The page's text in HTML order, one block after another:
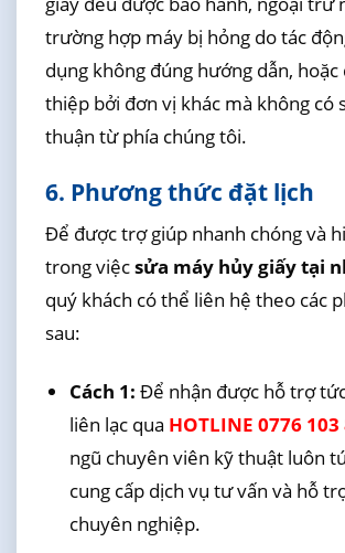
trường hợp máy bị hỏng do tác
dụng không đúng hướng dẫn, hoặc
thiệp bởi đơn vị khác mà không có
thuận từ phía chúng tôi.
6. Phương thức đặt lịch
Để được trợ giúp nhanh chóng và
trong việcsửa máy hủy giấy tại
quý khách có thể liên hệ theo các
sau:
Cách 1: Để nhận được hỗ trợ
liên lạc qua HOTLINE 0776 103
ngũ chuyên viên kỹ thuật luôn
cung cấp dịch vụ tư vấn và hỗ
chuyên nghiệp.